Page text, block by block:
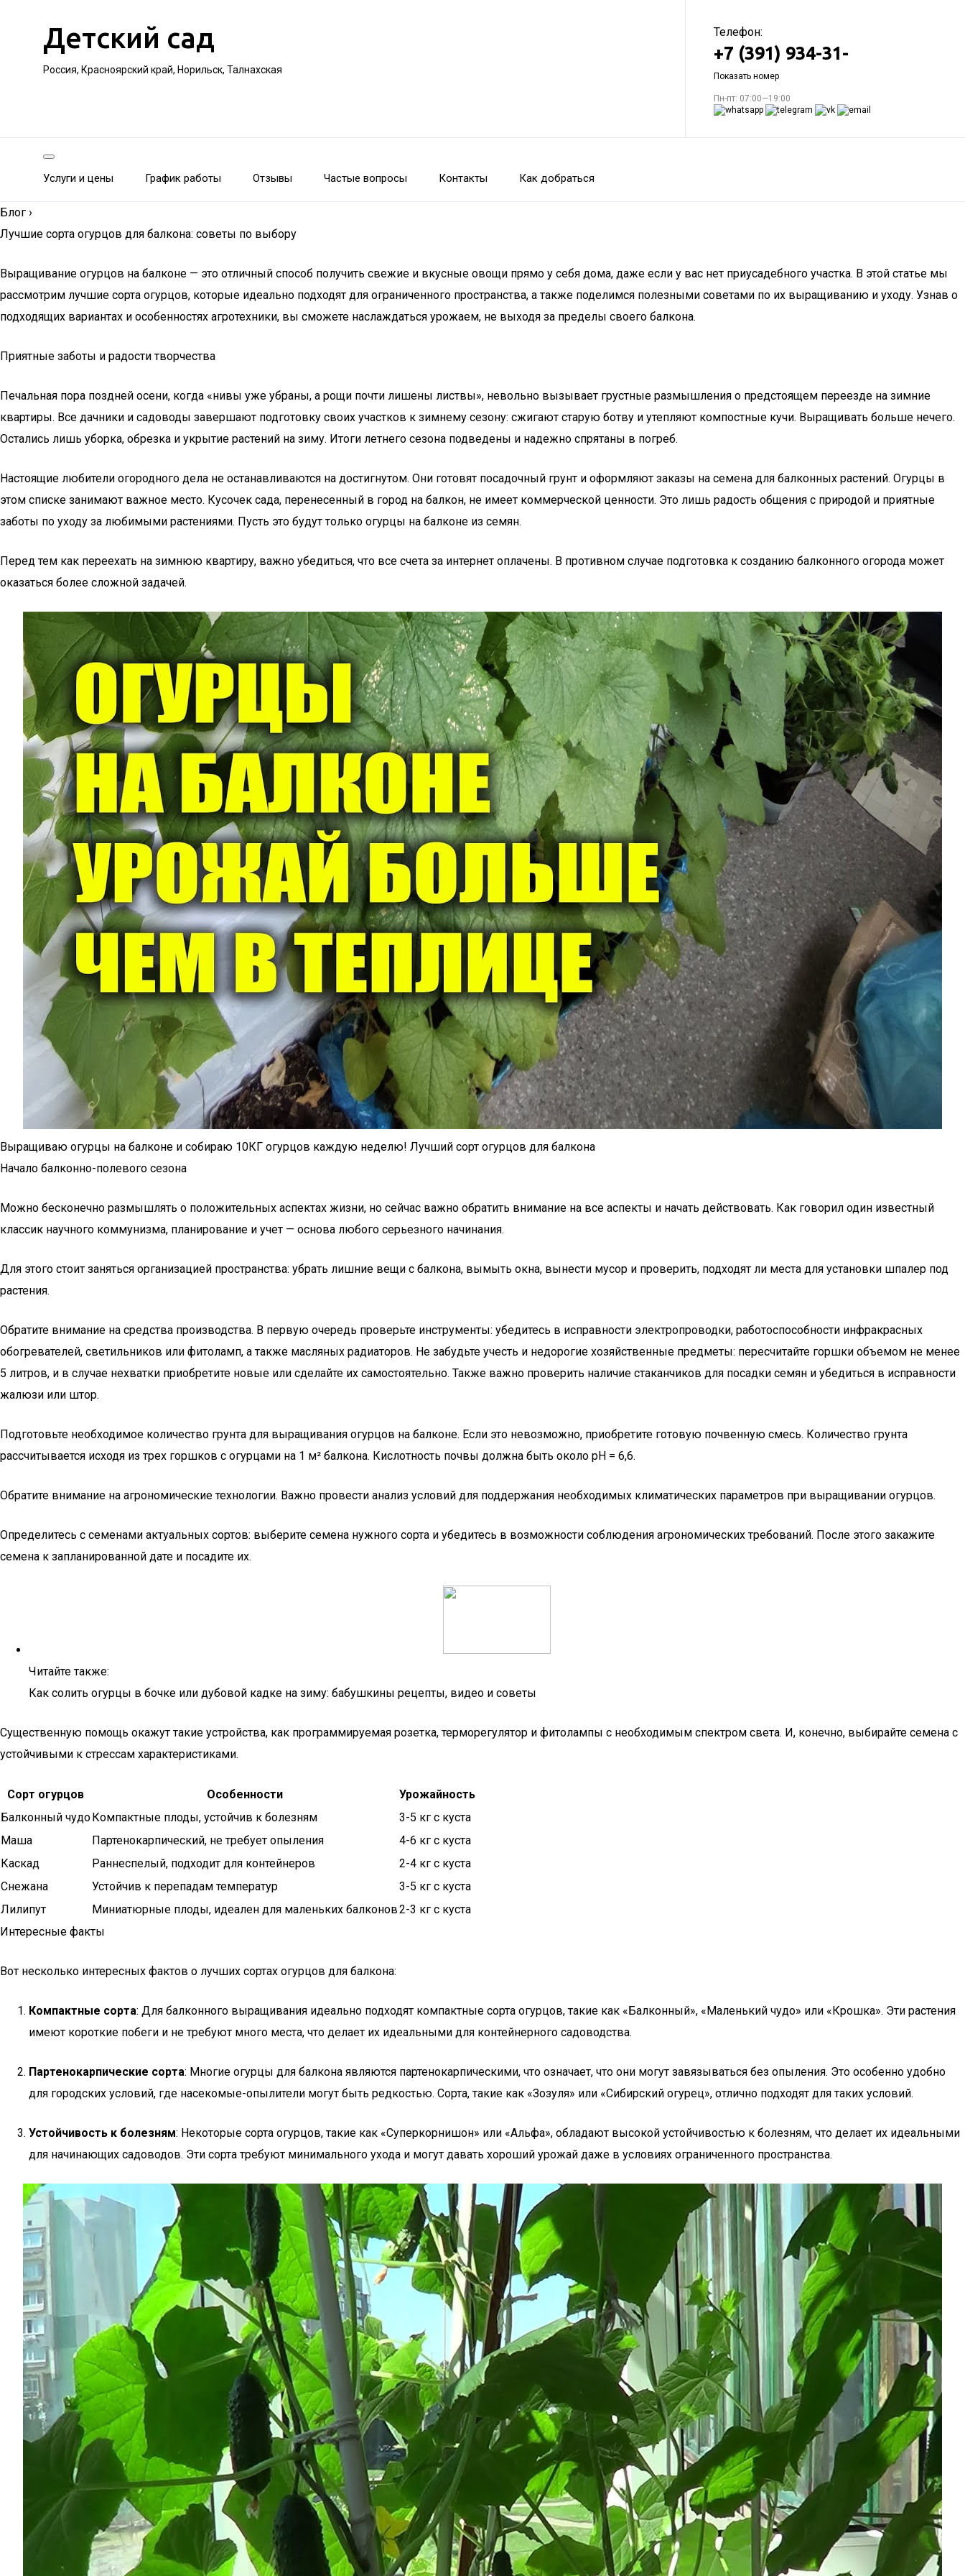
Детский сад
Россия, Красноярский край, Норильск, Талнахская
Телефон:
+7 (391) 934-31-
Показать номер
Пн-пт: 07:00—19:00
Услуги и цены График работы Отзывы Частые вопросы Контакты Как добраться
Блог ›
Лучшие сорта огурцов для балкона: советы по выбору
Выращивание огурцов на балконе — это отличный способ получить свежие и вкусные овощи прямо у себя дома, даже если у вас нет приусадебного участка. В этой статье мы
рассмотрим лучшие сорта огурцов, которые идеально подходят для ограниченного пространства, а также поделимся полезными советами по их выращиванию и уходу. Узнав о
подходящих вариантах и особенностях агротехники, вы сможете наслаждаться урожаем, не выходя за пределы своего балкона.
Приятные заботы и радости творчества
Печальная пора поздней осени, когда «нивы уже убраны, а рощи почти лишены листвы», невольно вызывает грустные размышления о предстоящем переезде на зимние
квартиры. Все дачники и садоводы завершают подготовку своих участков к зимнему сезону: сжигают старую ботву и утепляют компостные кучи. Выращивать больше нечего.
Остались лишь уборка, обрезка и укрытие растений на зиму. Итоги летнего сезона подведены и надежно спрятаны в погреб.
Настоящие любители огородного дела не останавливаются на достигнутом. Они готовят посадочный грунт и оформляют заказы на семена для балконных растений. Огурцы в
этом списке занимают важное место. Кусочек сада, перенесенный в город на балкон, не имеет коммерческой ценности. Это лишь радость общения с природой и приятные
заботы по уходу за любимыми растениями. Пусть это будут только огурцы на балконе из семян.
Перед тем как переехать на зимнюю квартиру, важно убедиться, что все счета за интернет оплачены. В противном случае подготовка к созданию балконного огорода может
оказаться более сложной задачей.
Выращиваю огурцы на балконе и собираю 10КГ огурцов каждую неделю! Лучший сорт огурцов для балкона
Начало балконно-полевого сезона
Можно бесконечно размышлять о положительных аспектах жизни, но сейчас важно обратить внимание на все аспекты и начать действовать. Как говорил один известный
классик научного коммунизма, планирование и учет — основа любого серьезного начинания.
Для этого стоит заняться организацией пространства: убрать лишние вещи с балкона, вымыть окна, вынести мусор и проверить, подходят ли места для установки шпалер под
растения.
Обратите внимание на средства производства. В первую очередь проверьте инструменты: убедитесь в исправности электропроводки, работоспособности инфракрасных
обогревателей, светильников или фитоламп, а также масляных радиаторов. Не забудьте учесть и недорогие хозяйственные предметы: пересчитайте горшки объемом не менее
5 литров, и в случае нехватки приобретите новые или сделайте их самостоятельно. Также важно проверить наличие стаканчиков для посадки семян и убедиться в исправности
жалюзи или штор.
Подготовьте необходимое количество грунта для выращивания огурцов на балконе. Если это невозможно, приобретите готовую почвенную смесь. Количество грунта
рассчитывается исходя из трех горшков с огурцами на 1 м² балкона. Кислотность почвы должна быть около pH = 6,6.
Обратите внимание на агрономические технологии. Важно провести анализ условий для поддержания необходимых климатических параметров при выращивании огурцов.
Определитесь с семенами актуальных сортов: выберите семена нужного сорта и убедитесь в возможности соблюдения агрономических требований. После этого закажите
семена к запланированной дате и посадите их.
Читайте также:
Как солить огурцы в бочке или дубовой кадке на зиму: бабушкины рецепты, видео и советы
Существенную помощь окажут такие устройства, как программируемая розетка, терморегулятор и фитолампы с необходимым спектром света. И, конечно, выбирайте семена с
устойчивыми к стрессам характеристиками.
Сорт огурцов Особенности
Урожайность
Балконный чудоКомпактные плоды, устойчив к болезням
3-5 кг с куста
Маша
Партенокарпический, не требует опыления
4-6 кг с куста
Каскад
Раннеспелый, подходит для контейнеров
2-4 кг с куста
Снежана
Устойчив к перепадам температур
3-5 кг с куста
Лилипут
Миниатюрные плоды, идеален для маленьких балконов2-3 кг с куста
Интересные факты
Вот несколько интересных фактов о лучших сортах огурцов для балкона:
Компактные сорта: Для балконного выращивания идеально подходят компактные сорта огурцов, такие как «Балконный», «Маленький чудо» или «Крошка». Эти растения
имеют короткие побеги и не требуют много места, что делает их идеальными для контейнерного садоводства.
Партенокарпические сорта: Многие огурцы для балкона являются партенокарпическими, что означает, что они могут завязываться без опыления. Это особенно удобно
для городских условий, где насекомые-опылители могут быть редкостью. Сорта, такие как «Зозуля» или «Сибирский огурец», отлично подходят для таких условий.
Устойчивость к болезням: Некоторые сорта огурцов, такие как «Суперкорнишон» или «Альфа», обладают высокой устойчивостью к болезням, что делает их идеальными
для начинающих садоводов. Эти сорта требуют минимального ухода и могут давать хороший урожай даже в условиях ограниченного пространства.